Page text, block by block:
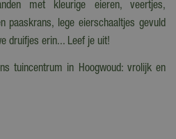
met kleurige eieren, veertjes,
paaskrans, lege eierschaaltjes gevuld
druifjes erin... Leef je uit!
tuincentrum in Hoogwoud: vrolijk en